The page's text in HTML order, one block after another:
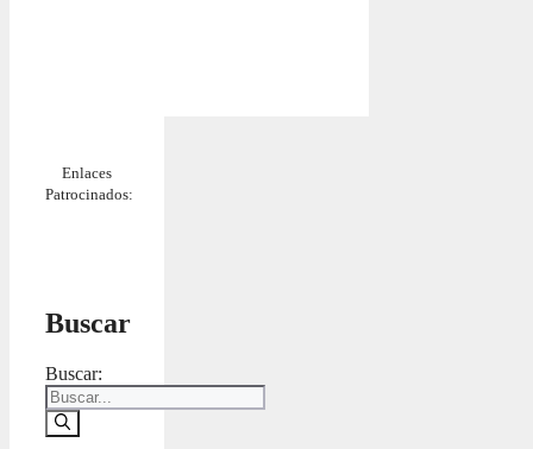
Enlaces
Patrocinados:
Buscar
Buscar: